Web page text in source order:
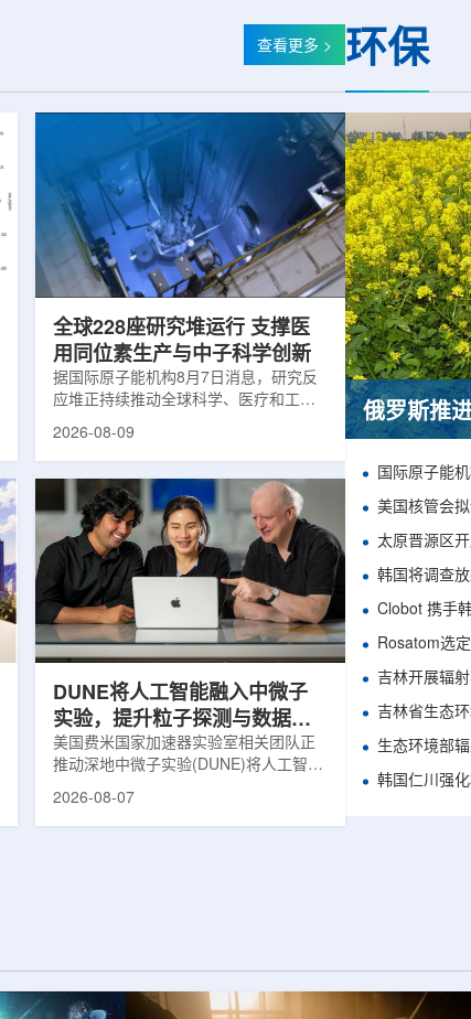
放射性药物研发对癌症识别和治疗具
水果的辐照处理。阿里夫介绍，一些
衰变的下一代核医学成
临床PET扫描主要利用正
程度相关的微环境信息
查看更多 >
全球228座研究堆运行 支撑医
用同位素生产与中子科学创新
据国际原子能机构8月7日消息，研究反
应堆正持续推动全球科学、医疗和工业
设或规划阶段。这类反应堆不同于用于
发电的核反应堆，主要功能是产生中
子，为医疗、工业、农业、地质科学、
法医学及核科学研究提供支撑。从上方
拍摄的研究堆水池。(图片：国际原子能
机构)在医疗领域，研究堆是医用放射性
同位素的重要来源。其中，锝-99m被广
泛用于癌症以及心脏、脑部和骨骼疾病
诊断;全球大...
2026-08-09
DUNE将人工智能融入中微子
实验，提升粒子探测与数据处
理能力
美国费米国家加速器实验室相关团队正
推动深地中微子实验(DUNE)将人工智能
和机器学习工具融入实验设计、探测器
子...
2026-08-07
环保
国际原子能
美国核管会
太原晋源区
韩国将调查
吉林开展辐
吉林省生态
生态环境部